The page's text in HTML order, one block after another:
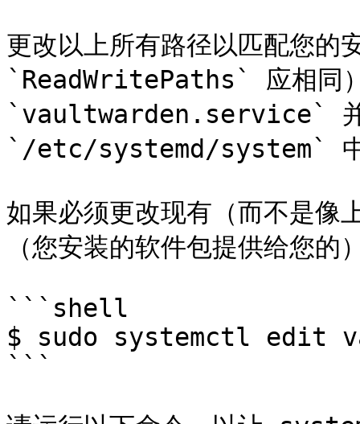
更改以上所有路径以匹配
`ReadWritePaths` 应相同
`vaultwarden.service` 并
`/etc/systemd/system`
如果必须更改现有（而不是
（您安装的软件包提供给您
```shell
$ sudo systemctl edit
```